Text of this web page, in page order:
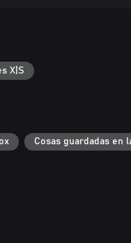
X|S
Cosas guardadas en